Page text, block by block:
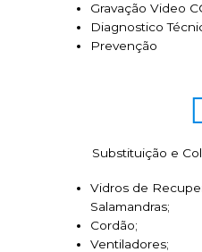
Gravação Video
Diagnostico
Prevenção
Substituição e
Vidros de
Salamandras;
Cordão;
Ventiladores;